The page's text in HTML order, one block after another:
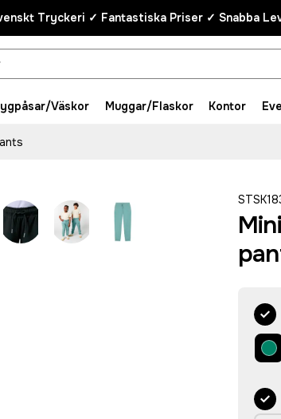
Tryckeri ✓ Fantastiska Priser ✓ Snabba
Väskor Muggar/Flaskor Kontor